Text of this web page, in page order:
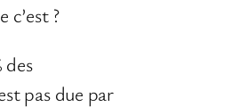
c’est ?
pas due par